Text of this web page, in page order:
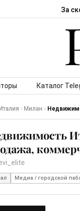
За
Каталог
Италия Милан
Медиа / городской